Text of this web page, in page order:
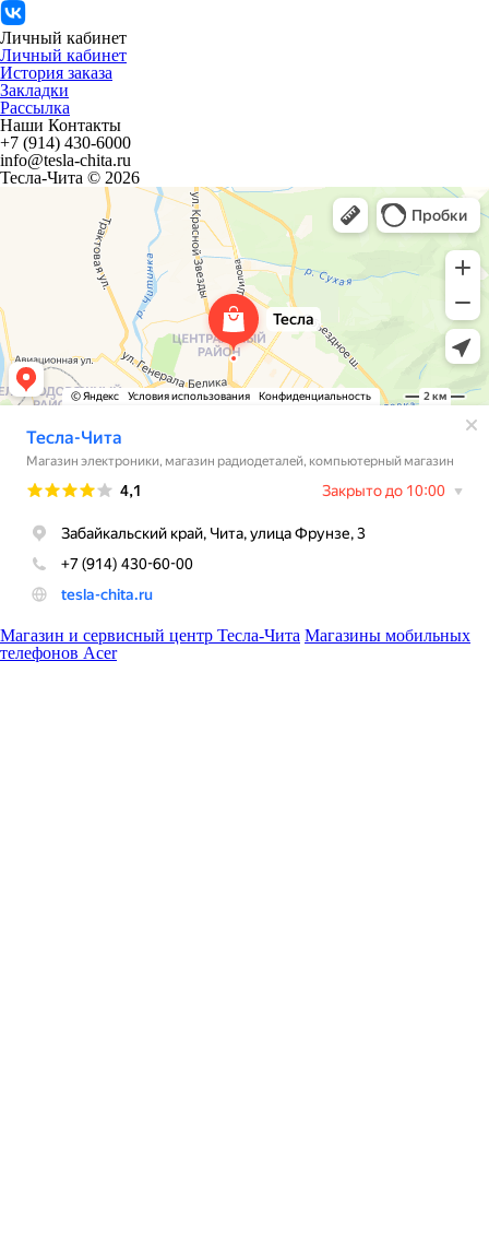
Личный кабинет
Личный кабинет
История заказа
Закладки
Рассылка
Наши Контакты
+7 (914) 430-6000
info@tesla-chita.ru
Тесла-Чита © 2026
Магазин и сервисный центр Тесла-Чита Магазины мобильных
телефонов Acer